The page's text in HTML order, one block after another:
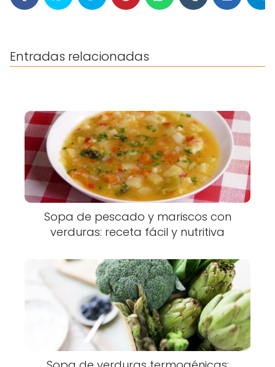
Entradas relacionadas
Sopa de pescado y mariscos con
verduras: receta fácil y nutritiva